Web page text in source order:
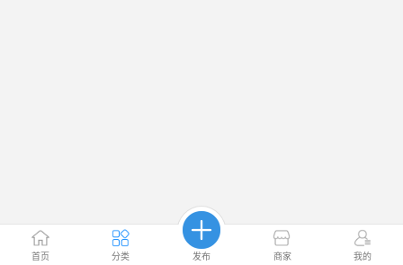
首页 分类 发布 商家 我的